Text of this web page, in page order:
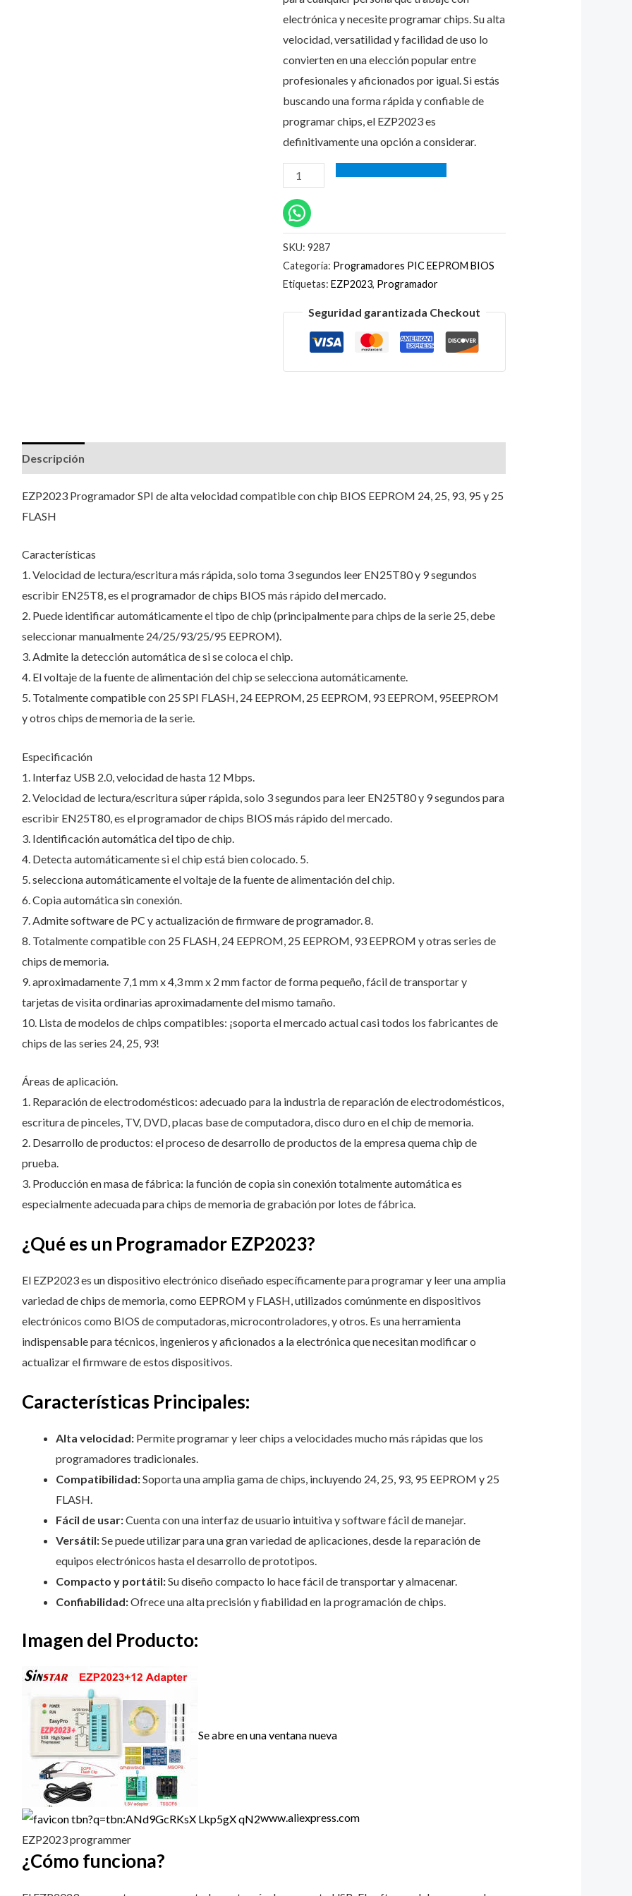
electrónica y necesite programar chips. Su alta
velocidad, versatilidad y facilidad de uso lo
convierten en una elección popular entre
profesionales y aficionados por igual. Si estás
buscando una forma rápida y confiable de
programar chips, el EZP2023 es
definitivamente una opción a considerar.
FLASH
cantidad
SKU:9287
Categoría: Programadores PIC EEPROM BIOS
Etiquetas:EZP2023, Programador
Seguridad garantizada Checkout
Descripción
EZP2023 Programador SPI de alta velocidad compatible con chip BIOS EEPROM 24, 25, 93, 95 y 25
FLASH
Características
1. Velocidad de lectura/escritura más rápida, solo toma 3 segundos leer EN25T80 y 9 segundos
escribir EN25T8, es el programador de chips BIOS más rápido del mercado.
2. Puede identificar automáticamente el tipo de chip (principalmente para chips de la serie 25, debe
seleccionar manualmente 24/25/93/25/95 EEPROM).
3. Admite la detección automática de si se coloca el chip.
4. El voltaje de la fuente de alimentación del chip se selecciona automáticamente.
5. Totalmente compatible con 25 SPI FLASH, 24 EEPROM, 25 EEPROM, 93 EEPROM, 95EEPROM
y otros chips de memoria de la serie.
Especificación
1. Interfaz USB 2.0, velocidad de hasta 12 Mbps.
2. Velocidad de lectura/escritura súper rápida, solo 3 segundos para leer EN25T80 y 9 segundos para
escribir EN25T80, es el programador de chips BIOS más rápido del mercado.
3. Identificación automática del tipo de chip.
4. Detecta automáticamente si el chip está bien colocado. 5.
5. selecciona automáticamente el voltaje de la fuente de alimentación del chip.
6. Copia automática sin conexión.
7. Admite software de PC y actualización de firmware de programador. 8.
8. Totalmente compatible con 25 FLASH, 24 EEPROM, 25 EEPROM, 93 EEPROM y otras series de
chips de memoria.
9. aproximadamente 7,1 mm x 4,3 mm x 2 mm factor de forma pequeño, fácil de transportar y
tarjetas de visita ordinarias aproximadamente del mismo tamaño.
10. Lista de modelos de chips compatibles: ¡soporta el mercado actual casi todos los fabricantes de
chips de las series 24, 25, 93!
Áreas de aplicación.
1. Reparación de electrodomésticos: adecuado para la industria de reparación de electrodomésticos,
escritura de pinceles, TV, DVD, placas base de computadora, disco duro en el chip de memoria.
2. Desarrollo de productos: el proceso de desarrollo de productos de la empresa quema chip de
prueba.
3. Producción en masa de fábrica: la función de copia sin conexión totalmente automática es
especialmente adecuada para chips de memoria de grabación por lotes de fábrica.
¿Qué es un Programador EZP2023?
El EZP2023 es un dispositivo electrónico diseñado específicamente para programar y leer una amplia
variedad de chips de memoria, como EEPROM y FLASH, utilizados comúnmente en dispositivos
electrónicos como BIOS de computadoras, microcontroladores, y otros. Es una herramienta
indispensable para técnicos, ingenieros y aficionados a la electrónica que necesitan modificar o
actualizar el firmware de estos dispositivos.
Características Principales:
Alta velocidad:Permite programar y leer chips a velocidades mucho más rápidas que los
programadores tradicionales.
Compatibilidad:Soporta una amplia gama de chips, incluyendo 24, 25, 93, 95 EEPROM y 25
FLASH.
Fácil de usar:Cuenta con una interfaz de usuario intuitiva y software fácil de manejar.
Versátil:Se puede utilizar para una gran variedad de aplicaciones, desde la reparación de
equipos electrónicos hasta el desarrollo de prototipos.
Compacto y portátil:Su diseño compacto lo hace fácil de transportar y almacenar.
Confiabilidad:Ofrece una alta precisión y fiabilidad en la programación de chips.
Imagen del Producto:
Se abre en una ventana nueva
www.aliexpress.com
EZP2023 programmer
¿Cómo funciona?